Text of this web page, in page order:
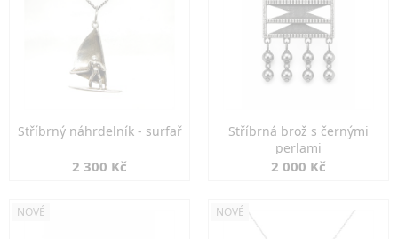
Stříbrný náhrdelník - surfař
2 300 Kč
Stříbrná brož s černými
perlami
2 000 Kč
NOVÉ NOVÉ